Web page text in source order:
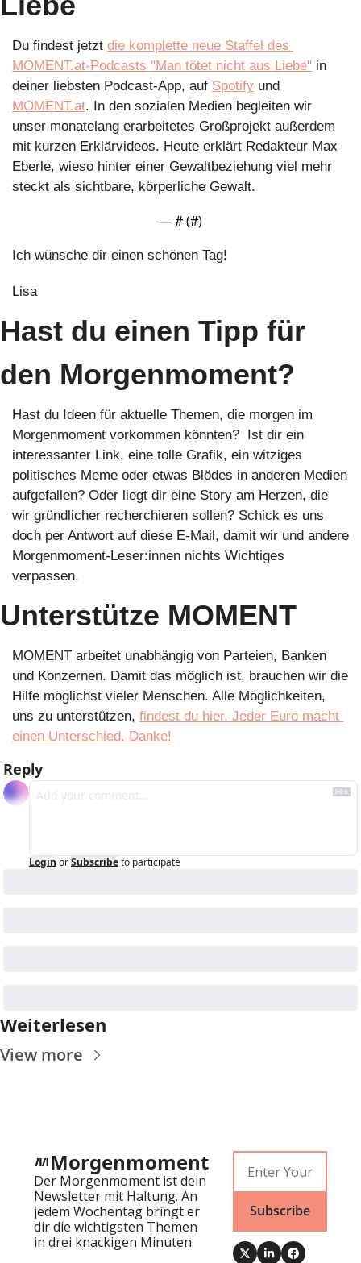
Du findest jetzt die komplette neue Staffel des
MOMENT.at-Podcasts "Man tötet nicht aus Liebe" in
deiner liebsten Podcast-App, auf Spotify
MOMENT.at. In den sozialen Medien begleiten wir
unser monatelang erarbeitetes Großprojekt außerdem
mit kurzen Erklärvideos. Heute erklärt Redakteur Max
Eberle, wieso hinter einer Gewaltbeziehung viel mehr
steckt als sichtbare, körperliche Gewalt.
— # (#)
Ich wünsche dir einen schönen Tag!
Lisa
Hast du einen Tipp für
den Morgenmoment?
Hast du Ideen für aktuelle Themen, die morgen im
Morgenmoment vorkommen könnten?  Ist dir ein
interessanter Link, eine tolle Grafik, ein witziges
politisches Meme oder etwas Blödes in anderen Medien
aufgefallen? Oder liegt dir eine Story am Herzen, die
wir gründlicher recherchieren sollen? Schick es uns
doch per Antwort auf diese E-Mail, damit wir und andere
Morgenmoment-Leser:innen nichts Wichtiges
verpassen.
Unterstütze MOMENT
MOMENT arbeitet unabhängig von Parteien, Banken
und Konzernen. Damit das möglich ist, brauchen wir die
Hilfe möglichst vieler Menschen. Alle Möglichkeiten,
uns zu unterstützen, findest du hier. Jeder Euro macht
einen Unterschied. Danke!
Reply
Login orSubscribeto participate
Weiterlesen
View more
Morgenmoment
Der Morgenmoment ist dein
Newsletter mit Haltung. An
jedem Wochentag bringt er
dir die wichtigsten Themen
in drei knackigen Minuten.
Subscribe